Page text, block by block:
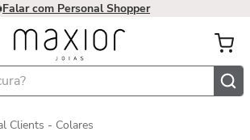
Falar com Personal Shopper
Clients - Colares